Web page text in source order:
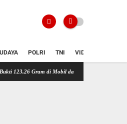
POLRI TNI VIDIO
di Mobil dan Kamar Kos